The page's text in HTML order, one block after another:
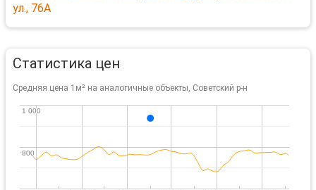
ул., 76А
Статистика цен
Средняя цена 1м² на аналогичные объекты, Советский р-н
800
800
1 000
1 000